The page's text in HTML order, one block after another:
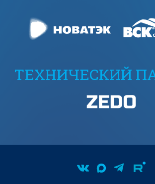
ТЕХНИЧЕСКИЙ